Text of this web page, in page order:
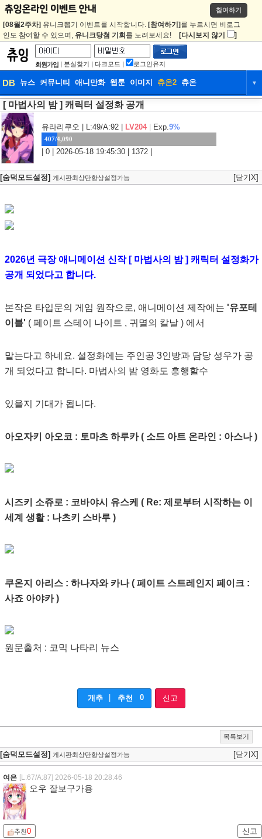
참여하기
[08월2주차] 유니크뽑기 이벤트를 시작합니다. [참여하기] 를 누르시면 비로그
인도 참여할 수 있으며, 유니크당첨 기회 를 노려보세요! [다시보지 않기 ]
회원가입 | 분실찾기 | 다크모드 | 로그인유지
DB 뉴스 커뮤니티 애니만화 웹툰 이미지 츄온2 츄온 ▼
DB 뉴스
웹툰 이미지 츄온2
[ 마법사의 밤 ] 캐릭터 설정화 공개
유라리쿠오 | L:49/A:92 | LV204 Exp.9%
407/4,090
| 0 | 2026-05-18 19:45:30 | 1372 |
[숨덕모드설정] 게시판최상단항상설정가능 [닫기X]
2026년 극장 애니메이션 신작 [ 마법사의 밤 ] 캐릭터 설정화가
공개 되었다고 합니다.
본작은 타입문의 게임 원작으로, 애니메이션 제작에는 '유포테
이블' ( 페이트 스테이 나이트 , 귀멸의 칼날 ) 에서
맡는다고 하네요. 설정화에는 주인공 3인방과 담당 성우가 공
개 되었다고 합니다. 마법사의 밤 영화도 흥행할수
있을지 기대가 됩니다.
아오자키 아오코 : 토마츠 하루카 ( 소드 아트 온라인 : 아스나 )
시즈키 소쥬로 : 코바야시 유스케 ( Re: 제로부터 시작하는 이
세계 생활 : 나츠키 스바루 )
쿠온지 아리스 : 하나자와 카나 ( 페이트 스트레인지 페이크 :
사죠 아야카 )
원문출처 : 코믹 나타리 뉴스
개추 추천 0 신고
목록보기
[숨덕모드설정] 게시판최상단항상설정가능 [닫기X]
여은 [L:67/A:87] 2026-05-18 20:28:46
오우 잘보구가용
추천0 신고